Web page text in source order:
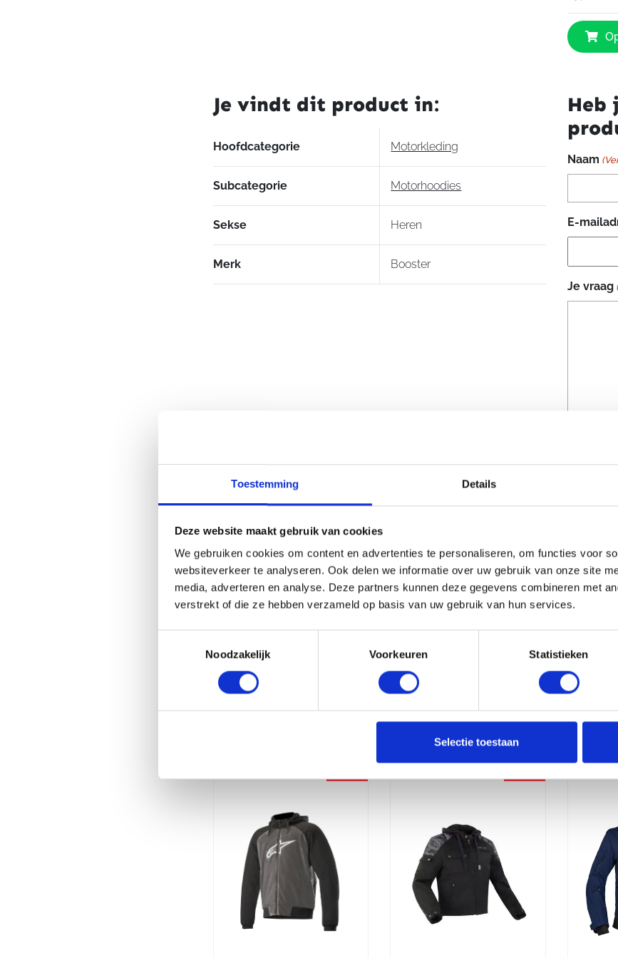
Toestemming Details
Deze website maakt gebruik van cookies
We gebruiken cookies om content en advertenties te personaliseren, om functies voor
websiteverkeer te analyseren. Ook delen we informatie over uw gebruik van onze site
media, adverteren en analyse. Deze partners kunnen deze gegevens combineren met
verstrekt of die ze hebben verzameld op basis van uw gebruik van hun services.
Noodzakelijk
Voorkeuren Statistieken
Selectie toestaan
Booster
Hunt
Kevlar
Je vindt dit product in:
Hoofdcategorie Motorkleding
Subcategorie Motorhoodies
Sekse Heren
Merk Booster
Heb
Naam
E-
Je vraag
Gerelateerde producten
-20%